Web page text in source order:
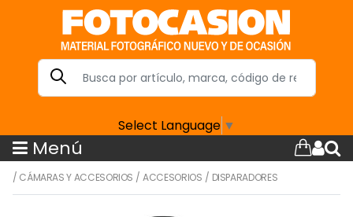
Select Language ▼
Menú
/ CÁMARAS Y ACCESORIOS /ACCESORIOS / DISPARADORES